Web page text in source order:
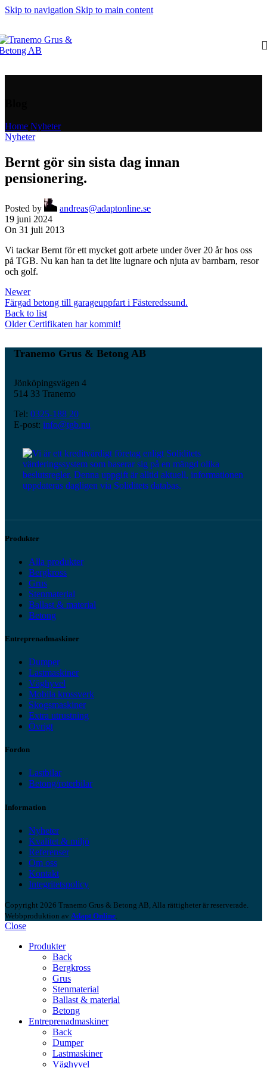
Skip to navigation Skip to main content
Home Nyheter
Nyheter
Bernt gör sin sista dag innan
pensionering.
Posted by
andreas@adaptonline.se
19 juni 2024
On 31 juli 2013
Vi tackar Bernt för ett mycket gott arbete under över 20 år hos oss
på TGB. Nu kan han ta det lite lugnare och njuta av barnbarn, resor
och golf.
Newer
Färgad betong till garageuppfart i Fästeredssund.
Back to list
Older Certifikaten har kommit!
Tranemo Grus & Betong AB
Jönköpingsvägen 4
514 33 Tranemo
Tel: 0325-188 20
E-post: info@tgb.nu
Produkter
Alla produkter
Bergkross
Grus
Stenmaterial
Ballast & material
Betong
Entreprenadmaskiner
Dumper
Lastmaskiner
Väghyvel
Mobila krossverk
Skogsmaskiner
Extra utrustning
Övrigt
Fordon
Lastbilar
Betong/roterbilar
Information
Nyheter
Kvalitet & miljö
Referenser
Om oss
Kontakt
Integritetspolicy
Copyright 2026 Tranemo Grus & Betong AB, Alla rättigheter är reserverade.
Webbproduktion av Adapt Online
Close
Produkter
Back
Bergkross
Grus
Stenmaterial
Ballast & material
Betong
Entreprenadmaskiner
Back
Dumper
Lastmaskiner
Väghyvel